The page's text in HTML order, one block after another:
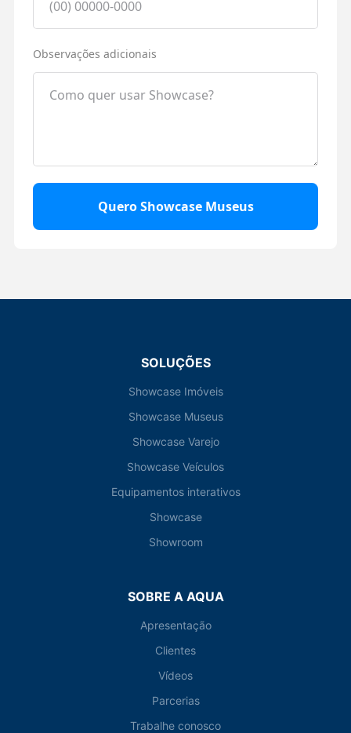
Observações adicionais
SOLUÇÕES
Showcase Imóveis
Showcase Museus
Showcase Varejo
Showcase Veículos
Equipamentos interativos
Showcase
Showroom
SOBRE A AQUA
Apresentação
Clientes
Vídeos
Parcerias
Trabalhe conosco